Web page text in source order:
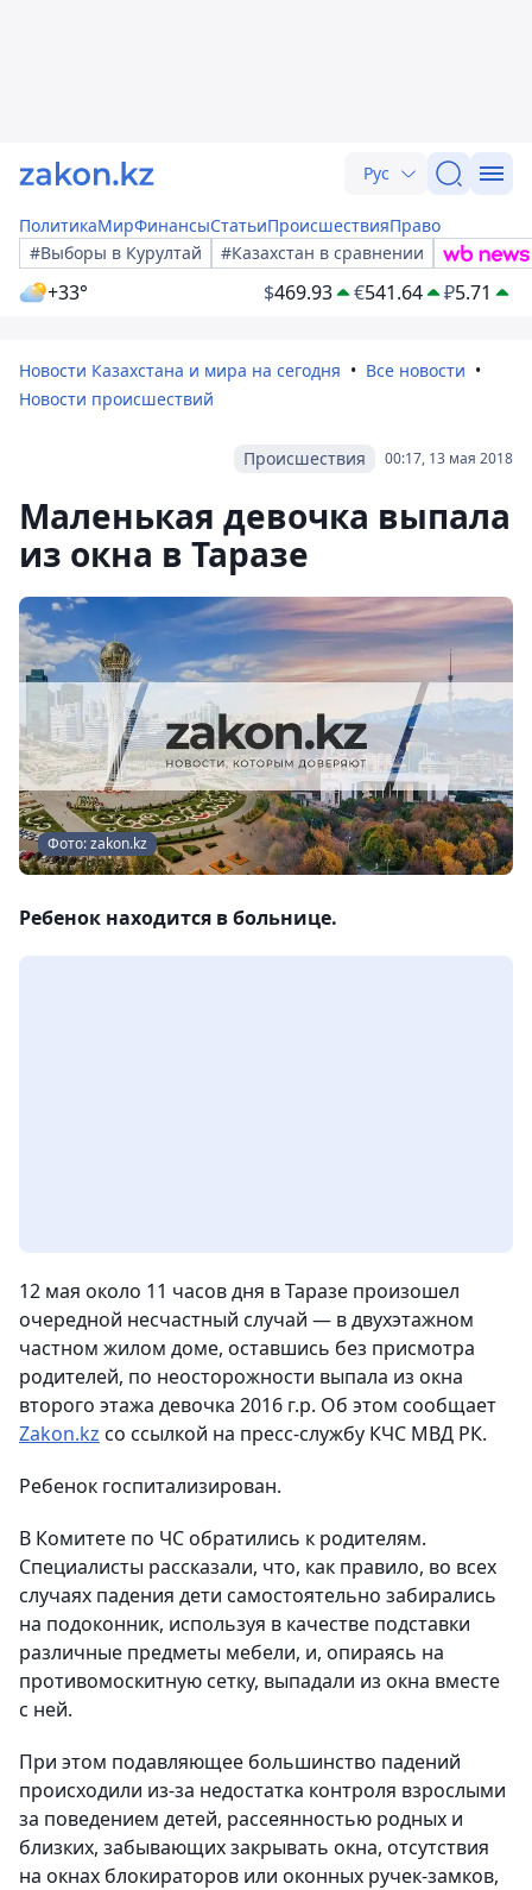
Рус
ПолитикаМирФинансыСтатьиПроисшествияПраво
#Выборы в Курултай
#Казахстан в сравнении
+33° $469.93 €541.64 ₽5.71
Новости Казахстана и мира на сегодня
Все новости
Новости происшествий
00:17, 13 мая 2018
Происшествия
Маленькая девочка выпала
из окна в Таразе
Фото: zakon.kz
Ребенок находится в больнице.
12 мая около 11 часов дня в Таразе произошел
очередной несчастный случай — в двухэтажном
частном жилом доме, оставшись без присмотра
родителей, по неосторожности выпала из окна
второго этажа девочка 2016 г.р. Об этом сообщает
Zakon.kz со ссылкой на пресс-службу КЧС МВД РК.
Ребенок госпитализирован.
В Комитете по ЧС обратились к родителям.
Специалисты рассказали, что, как правило, во всех
случаях падения дети самостоятельно забирались
на подоконник, используя в качестве подставки
различные предметы мебели, и, опираясь на
противомоскитную сетку, выпадали из окна вместе
с ней.
При этом подавляющее большинство падений
происходили из-за недостатка контроля взрослыми
за поведением детей, рассеянностью родных и
близких, забывающих закрывать окна, отсутствия
на окнах блокираторов или оконных ручек-замков,